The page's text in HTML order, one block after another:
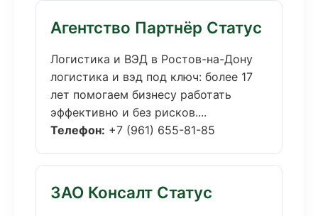
Агентство Партнёр Статус
Логистика и ВЭД в Ростов-на-Дону
логистика и вэд под ключ: более 17
лет помогаем бизнесу работать
эффективно и без рисков....
Телефон: +7 (961) 655-81-85
ЗАО Консалт Статус